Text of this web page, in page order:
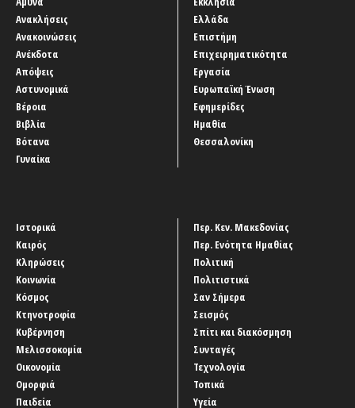
Ανακλήσεις
Ανακοινώσεις
Ανέκδοτα
Απόψεις
Αστυνομικά
Βέροια
Βιβλία
Βότανα
Γυναίκα
Ελλάδα
Επιστήμη
Επιχειρηματικότητα
Εργασία
Ευρωπαϊκή Ένωση
Εφημερίδες
Ημαθία
Θεσσαλονίκη
Ιστορικά
Καιρός
Κληρώσεις
Κοινωνία
Κόσμος
Κτηνοτροφία
Κυβέρνηση
Μελισσοκομία
Οικονομία
Ομορφιά
Παιδεία
Περ. Κεν. Μακεδονίας
Περ. Ενότητα Ημαθίας
Πολιτική
Πολιτιστικά
Σαν Σήμερα
Σεισμός
Σπίτι και διακόσμηση
Συνταγές
Τεχνολογία
Τοπικά
Υγεία